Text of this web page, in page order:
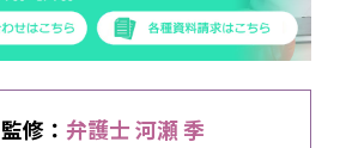
監修：弁護士 河瀬 季